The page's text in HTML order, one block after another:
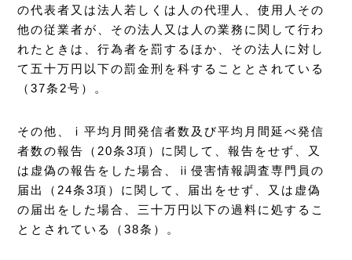
の代表者又は法人若しくは人の代理人、使用人その
他の従業者が、その法人又は人の業務に関して行わ
れたときは、行為者を罰するほか、その法人に対し
て五十万円以下の罰金刑を科することとされている
（37条2号）。
その他、ⅰ平均月間発信者数及び平均月間延べ発信
者数の報告（20条3項）に関して、報告をせず、又
は虚偽の報告をした場合、ⅱ侵害情報調査専門員の
届出（24条3項）に関して、届出をせず、又は虚偽
の届出をした場合、三十万円以下の過料に処するこ
ととされている（38条）。